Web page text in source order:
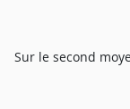
Sur le second